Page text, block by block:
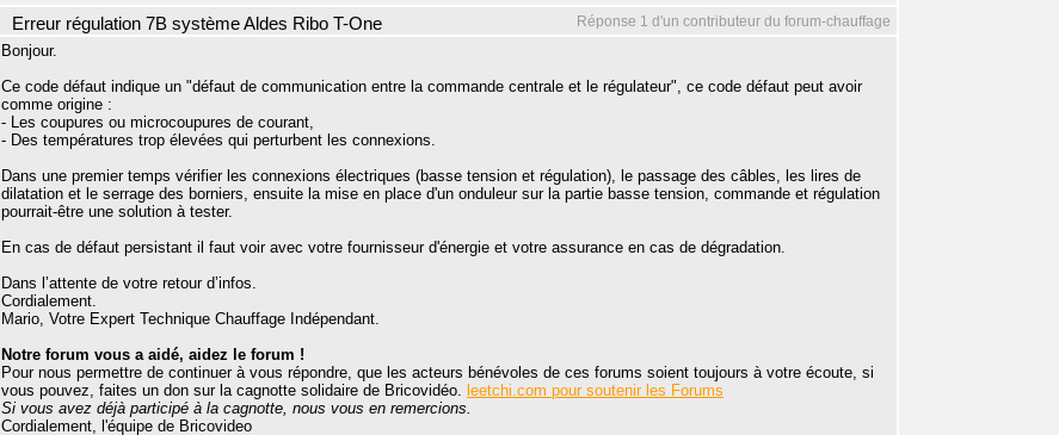
Réponse 1 d'un contributeur du forum-chauffage
Erreur régulation 7B système Aldes Ribo T-One
Bonjour.
Ce code défaut indique un "défaut de communication entre la commande centrale et le régulateur", ce code défaut peut avoir
comme origine :
- Les coupures ou microcoupures de courant,
- Des températures trop élevées qui perturbent les connexions.
Dans une premier temps vérifier les connexions électriques (basse tension et régulation), le passage des câbles, les lires de
dilatation et le serrage des borniers, ensuite la mise en place d'un onduleur sur la partie basse tension, commande et régulation
pourrait-être une solution à tester.
En cas de défaut persistant il faut voir avec votre fournisseur d'énergie et votre assurance en cas de dégradation.
Dans l’attente de votre retour d’infos.
Cordialement.
Mario, Votre Expert Technique Chauffage Indépendant.
Notre forum vous a aidé, aidez le forum !
Pour nous permettre de continuer à vous répondre, que les acteurs bénévoles de ces forums soient toujours à votre écoute, si
vous pouvez, faites un don sur la cagnotte solidaire de Bricovidéo. leetchi.com pour soutenir les Forums
Si vous avez déjà participé à la cagnotte, nous vous en remercions.
Cordialement, l'équipe de Bricovideo